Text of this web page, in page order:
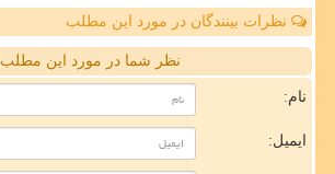
نظرات بینندگان در مورد این مطلب
نظر شما در مورد این مطلب
نام:
ایمیل: